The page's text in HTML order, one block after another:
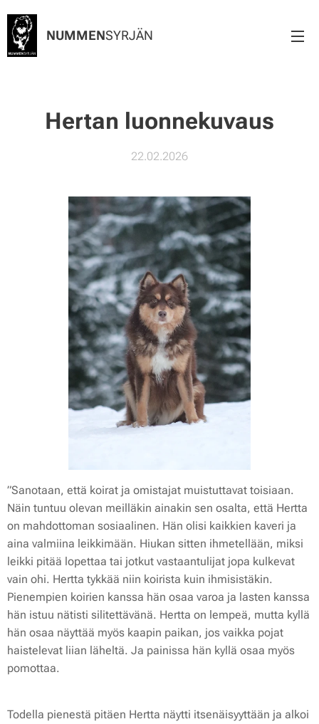
NUMMENSYRJÄN
Hertan luonnekuvaus
22.02.2026
”Sanotaan, että koirat ja omistajat muistuttavat toisiaan.
Näin tuntuu olevan meilläkin ainakin sen osalta, että Hertta
on mahdottoman sosiaalinen. Hän olisi kaikkien kaveri ja
aina valmiina leikkimään. Hiukan sitten ihmetellään, miksi
leikki pitää lopettaa tai jotkut vastaantulijat jopa kulkevat
vain ohi. Hertta tykkää niin koirista kuin ihmisistäkin.
Pienempien koirien kanssa hän osaa varoa ja lasten kanssa
hän istuu nätisti silitettävänä. Hertta on lempeä, mutta kyllä
hän osaa näyttää myös kaapin paikan, jos vaikka pojat
haistelevat liian läheltä. Ja painissa hän kyllä osaa myös
pomottaa.
Todella pienestä pitäen Hertta näytti itsenäisyyttään ja alkoi